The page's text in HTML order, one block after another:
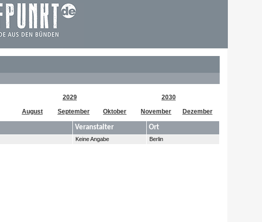
2029 2030
August September Oktober November Dezember
Veranstalter Ort
Keine Angabe Berlin